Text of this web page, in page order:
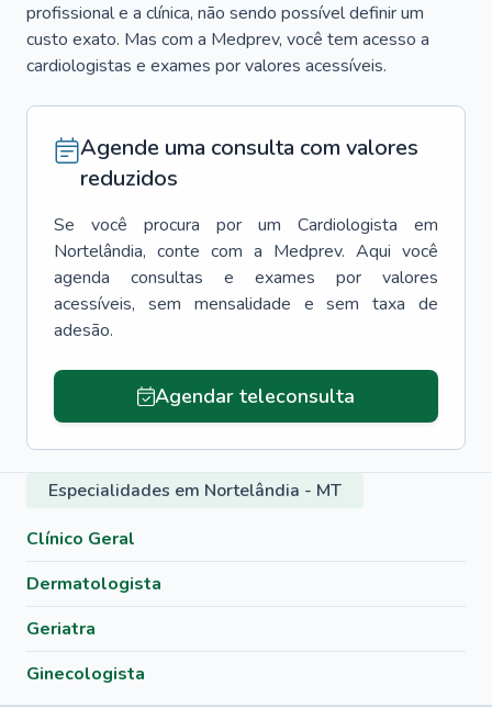
profissional e a clínica, não sendo possível definir um
custo exato. Mas com a Medprev, você tem acesso a
cardiologistas e exames por valores acessíveis.
Agende uma consulta com valores
reduzidos
Se você procura por um Cardiologista
em
Nortelândia, conte com a Medprev. Aqui você
agenda consultas e exames por valores
acessíveis, sem mensalidade e sem taxa de
adesão.
Agendar teleconsulta
Especialidades em Nortelândia - MT
Clínico Geral
Dermatologista
Geriatra
Ginecologista